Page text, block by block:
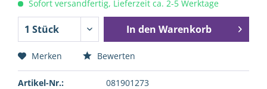
Sofort versandfertig, Lieferzeit ca. 2-5 Werktage
In den Warenkorb
Merken Bewerten
Artikel-Nr.:
081901273